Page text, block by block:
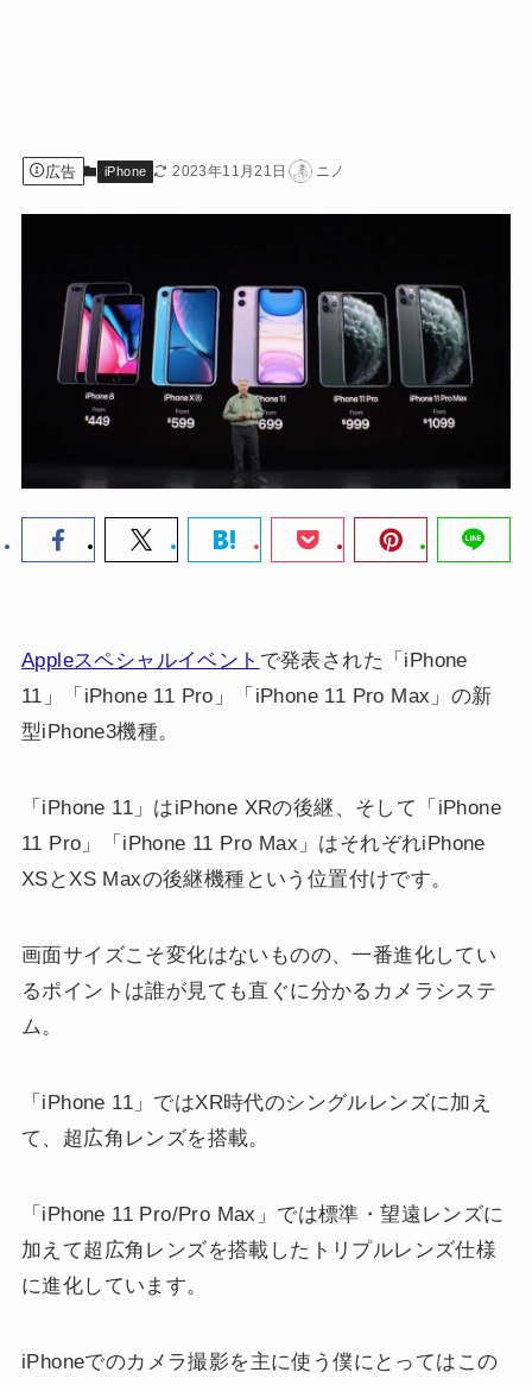
広告 iPhone 2023年11月21日 ニノ
Appleスペシャルイベント で発表された「iPhone
11」「iPhone 11 Pro」「iPhone 11 Pro Max」の新
型iPhone3機種。
「iPhone 11」はiPhone XRの後継、そして「iPhone
11 Pro」「iPhone 11 Pro Max」はそれぞれiPhone
XSとXS Maxの後継機種という位置付けです。
画面サイズこそ変化はないものの、一番進化してい
るポイントは誰が見ても直ぐに分かるカメラシステ
ム。
「iPhone 11」ではXR時代のシングルレンズに加え
て、超広角レンズを搭載。
「iPhone 11 Pro/Pro Max」では標準・望遠レンズに
加えて超広角レンズを搭載したトリプルレンズ仕様
に進化しています。
iPhoneでのカメラ撮影を主に使う僕にとってはこの